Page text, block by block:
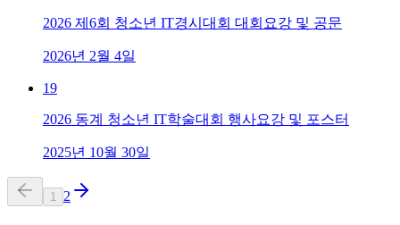
2026 제6회 청소년 IT경시대회 대회요강 및 공문
2026년 2월 4일
19
2026 동계 청소년 IT학술대회 행사요강 및 포스터
2025년 10월 30일
1 2